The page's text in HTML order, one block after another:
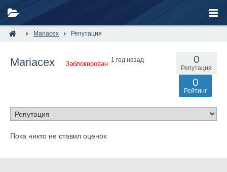
Mariacex Репутация
Mariacex Заблокирован
1 год назад 0
Репутация
0
Рейтинг
Пока никто не ставил оценок